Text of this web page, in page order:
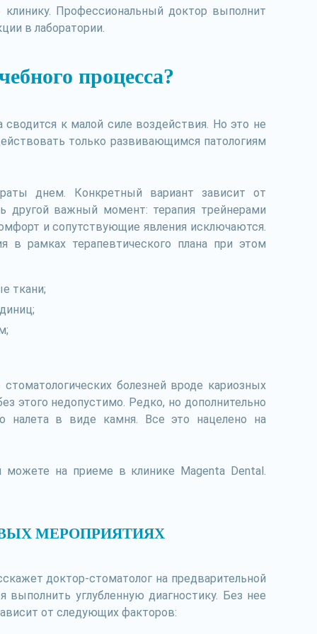
Профессиональный доктор выполнит
в лаборатории.
процесса?
к малой силе воздействия. Но это не
только развивающимся патологиям
днем. Конкретный вариант зависит от
другой важный момент: терапия трейнерами
и сопутствующие явления исключаются.
в рамках терапевтического плана при этом
ткани;
болезней вроде кариозных
этого недопустимо. Редко, но дополнительно
налета в виде камня. Все это нацелено на
на приеме в клинике Magenta Dental.
МЕРОПРИЯТИЯХ
доктор-стоматолог на предварительной
выполнить углубленную диагностику. Без нее
от следующих факторов: